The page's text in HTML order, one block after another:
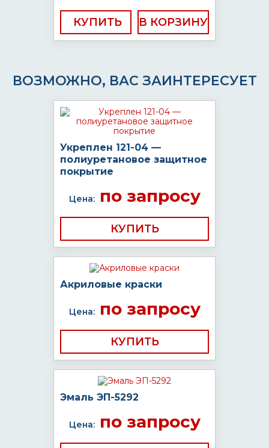
КУПИТЬ
ВОЗМОЖНО, ВАС ЗАИНТЕРЕСУЕТ
Укреплен 121-04 —
полиуретановое защитное
покрытие
Цена:по запросу
КУПИТЬ
Акриловые краски
Цена:по запросу
КУПИТЬ
Эмаль ЭП-5292
Цена:по запросу